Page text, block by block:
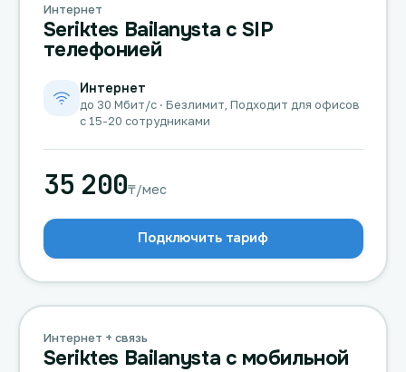
Интернет
Seriktes Bailanysta с SIP
телефонией
Интернет
до 30 Мбит/с · Безлимит, Подходит для офисов
с 15-20 сотрудниками
35 200₸/мес
Подключить тариф
Интернет + связь
Seriktes Bailanysta с мобильной